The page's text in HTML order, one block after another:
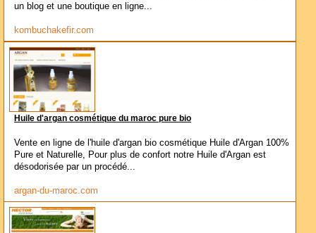
un blog et une boutique en ligne...
kombuchakefir.com
Huile d'argan cosmétique du maroc pure bio
Vente en ligne de l'huile d'argan bio cosmétique Huile d'Argan 100%
Pure et Naturelle, Pour plus de confort notre Huile d'Argan est
désodorisée par un procédé...
argan-du-maroc.com